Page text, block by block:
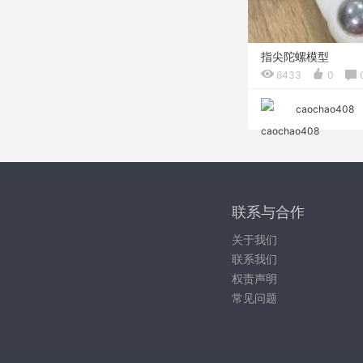
指尖陀螺模型
6433 0
caochao408
联系与合作
关于我们
联系我们
权责声明
常见问题